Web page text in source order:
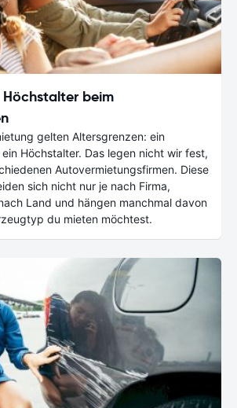
beim
gelten Altersgrenzen: ein
Höchstalter. Das legen nicht wir fest,
Autovermietungsfirmen. Diese
sich nicht nur je nach Firma,
Land und hängen manchmal davon
du mieten möchtest.